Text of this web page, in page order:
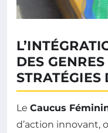
DES
STRATÉGIES
Le Caucus
d’action innovant,